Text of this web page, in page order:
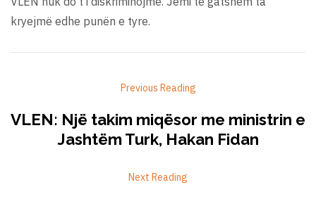
kryejmë edhe punën e tyre.
Previous Reading
VLEN: Një takim miqësor me ministrin e
Jashtëm Turk, Hakan Fidan
Next Reading